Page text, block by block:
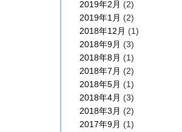
2019年2月 (2)
2019年1月 (2)
2018年12月 (1)
2018年9月 (3)
2018年8月 (1)
2018年7月 (2)
2018年5月 (1)
2018年4月 (3)
2018年3月 (2)
2017年9月 (1)